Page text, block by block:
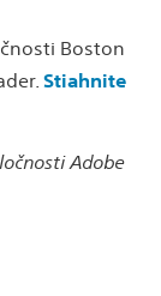
Boston
Stiahnite
Adobe